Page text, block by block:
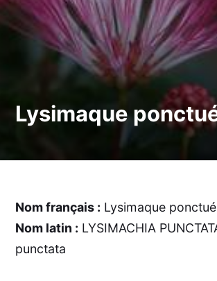
Lysimaque
Nom français : Lysimaque
Nom latin : LYSIMACHIA
punctata